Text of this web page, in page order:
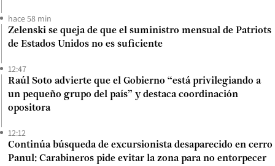
hace 58 min
Zelenski se queja de que el suministro mensual de Patriots
de Estados Unidos no es suficiente
12:47
Raúl Soto advierte que el Gobierno “está privilegiando a
un pequeño grupo del país” y destaca coordinación
opositora
12:12
Continúa búsqueda de excursionista desaparecido en cerro
Panul: Carabineros pide evitar la zona para no entorpecer